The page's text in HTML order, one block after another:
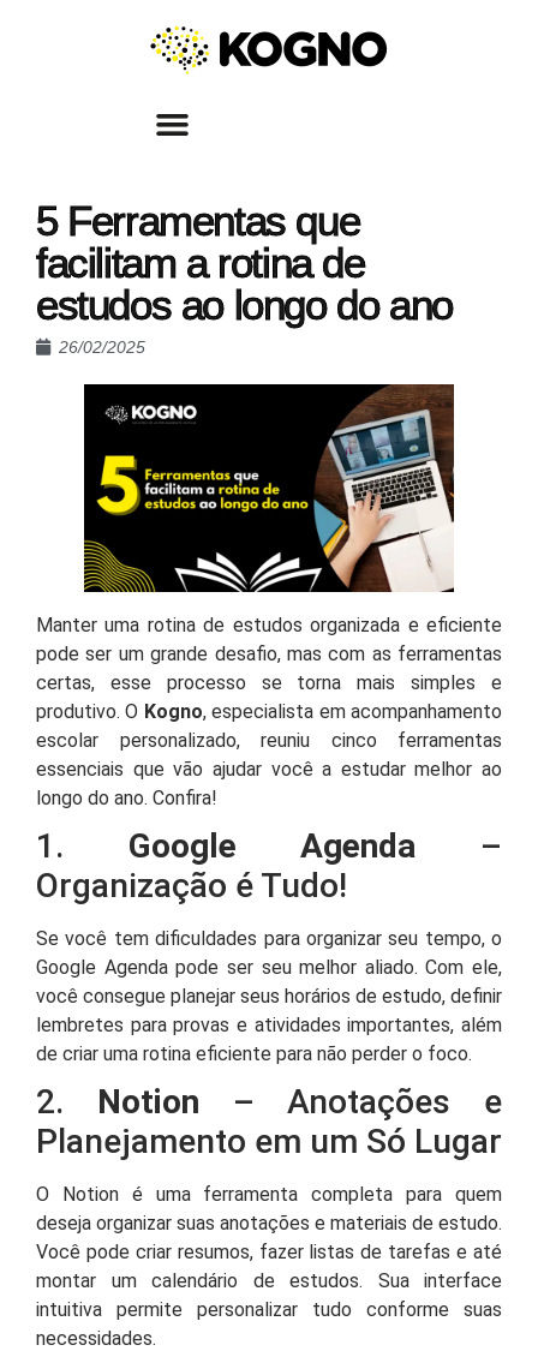
5 Ferramentas que
facilitam a rotina de
estudos ao longo do ano
26/02/2025
Manter uma rotina de estudos organizada e eficiente
pode ser um grande desafio, mas com as ferramentas
certas, esse processo se torna mais simples e
produtivo. O Kogno, especialista em acompanhamento
escolar personalizado, reuniu cinco ferramentas
essenciais que vão ajudar você a estudar melhor ao
longo do ano. Confira!
1. Google Agenda –
Organização é Tudo!
Se você tem dificuldades para organizar seu tempo, o
Google Agenda pode ser seu melhor aliado. Com ele,
você consegue planejar seus horários de estudo, definir
lembretes para provas e atividades importantes, além
de criar uma rotina eficiente para não perder o foco.
2. Notion – Anotações e
Planejamento em um Só Lugar
O Notion é uma ferramenta completa para quem
deseja organizar suas anotações e materiais de estudo.
Você pode criar resumos, fazer listas de tarefas e até
montar um calendário de estudos. Sua interface
intuitiva permite personalizar tudo conforme suas
necessidades.